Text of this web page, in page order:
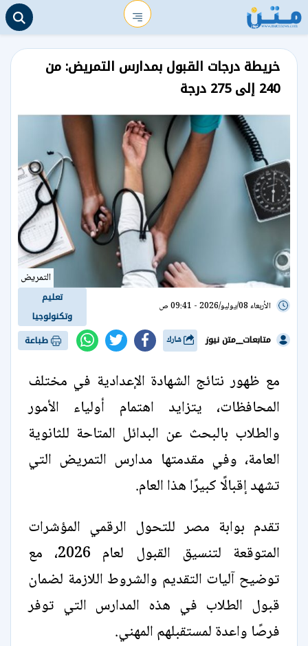
خريطة درجات القبول بمدارس التمريض: من
240 إلى 275 درجة
التمريض
الأربعاء 08/يوليو/2026 - 09:41 ص
تعليم
وتكنولوجيا
متابعات__متن نيوز
طباعة
مع ظهور نتائج الشهادة الإعدادية في مختلف
المحافظات، يتزايد اهتمام أولياء الأمور
والطلاب بالبحث عن البدائل المتاحة للثانوية
العامة، وفي مقدمتها مدارس التمريض التي
تشهد إقبالًا كبيرًا هذا العام.
تقدم بوابة مصر للتحول الرقمي المؤشرات
المتوقعة لتنسيق القبول لعام 2026، مع
توضيح آليات التقديم والشروط اللازمة لضمان
قبول الطلاب في هذه المدارس التي توفر
فرصًا واعدة لمستقبلهم المهني.